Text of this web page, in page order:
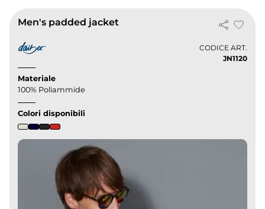
Men's padded jacket
CODICE ART.
JN1120
Materiale
100% Poliammide
Colori disponibili